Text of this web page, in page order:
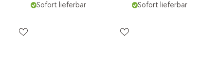
Sofort lieferbar Sofort lieferbar